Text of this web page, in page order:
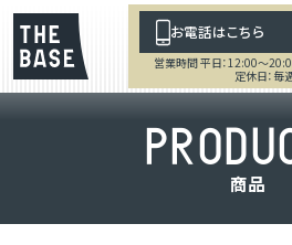
お電話はこちら
営業時間 平日：12:00～
定休日：毎
PRODU
商品